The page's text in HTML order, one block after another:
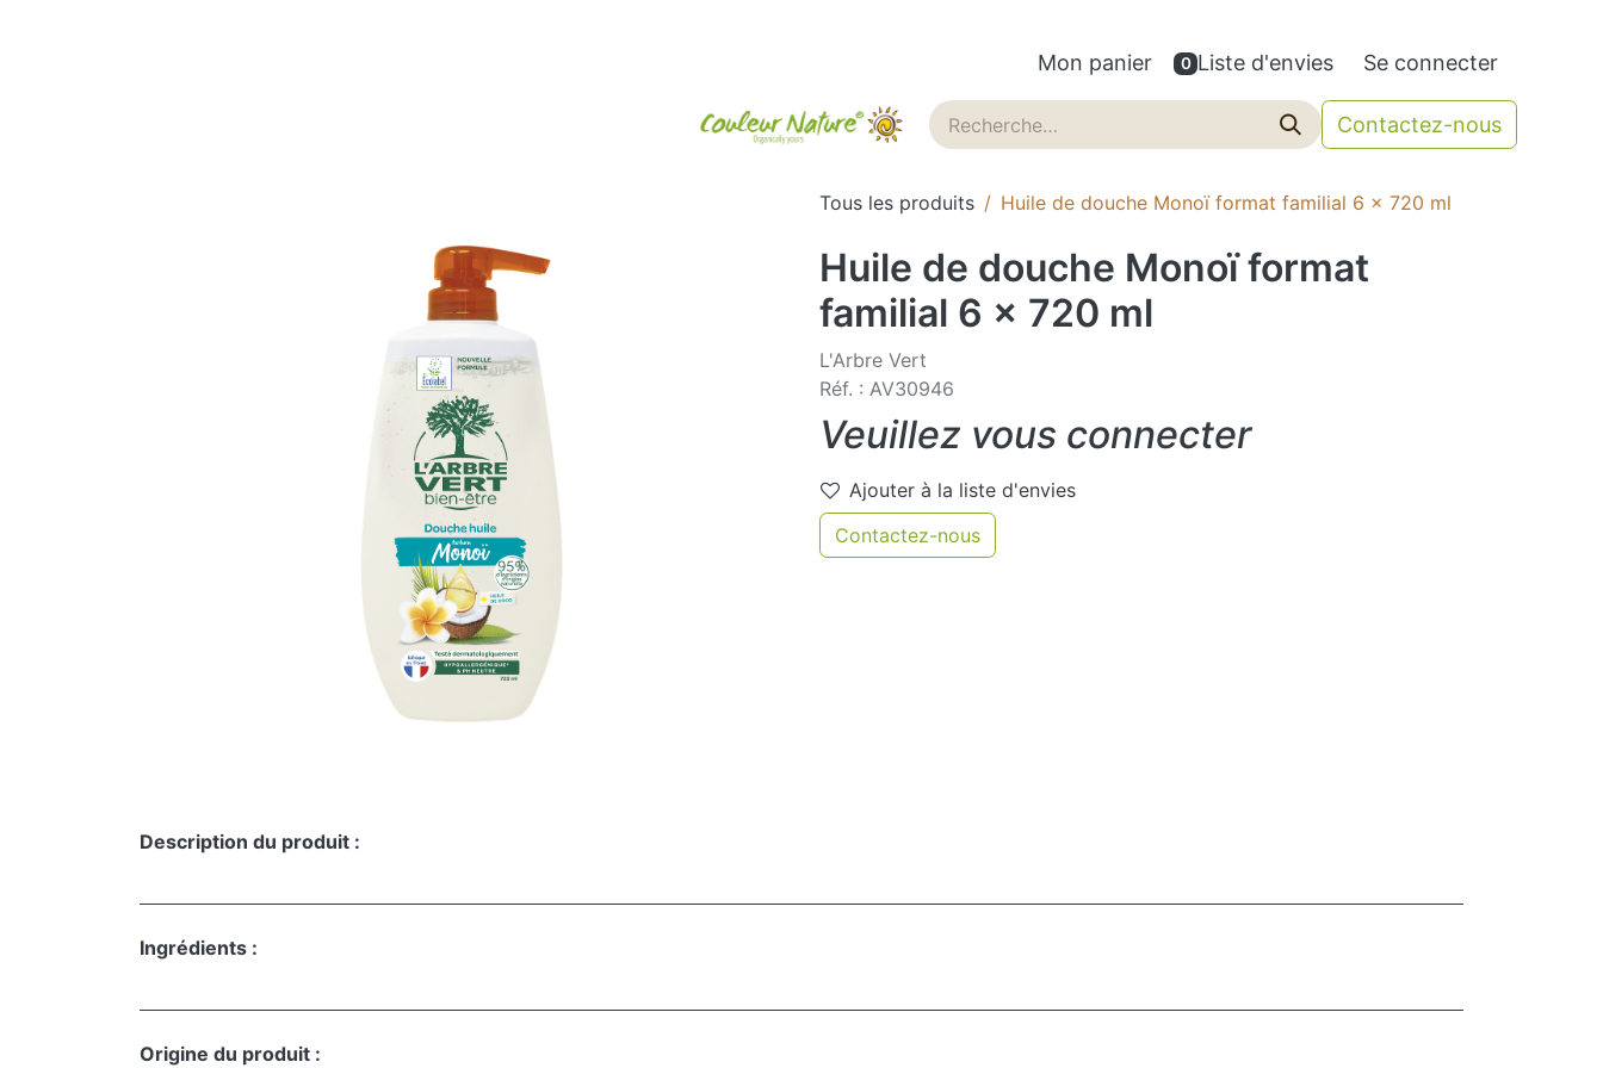
Mon panier 0 Liste d'envies Se connecter
Blog Contactez-nous
Tous les produits Huile de douche Monoï format familial 6 x 720 ml
Huile de douche Monoï format
familial 6 x 720 ml
L'Arbre Vert
Réf. : AV30946
Veuillez vous connecter
Ajouter à la liste d'envies
Contactez-nous
Description du produit :
Ingrédients :
Origine du produit :